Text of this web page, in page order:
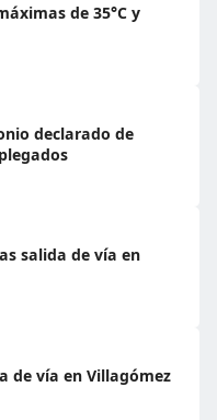
de 35°C y
declarado de
salida de vía en
de vía en Villagómez